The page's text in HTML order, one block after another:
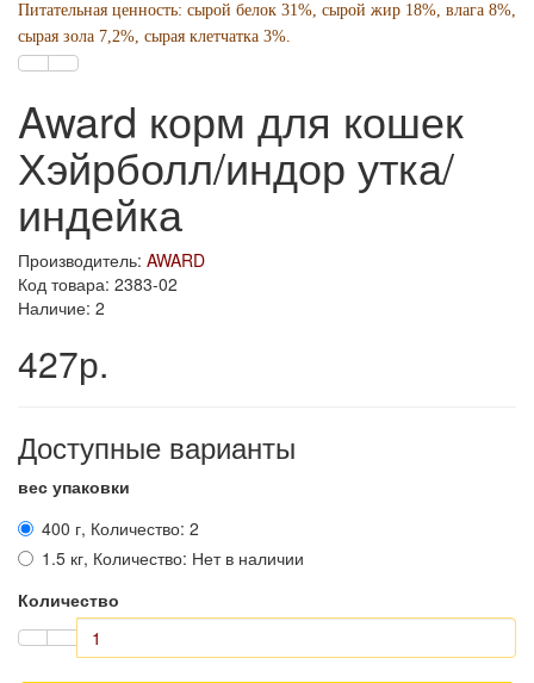
Питательная ценность: сырой белок 31%, сырой жир 18%, влага 8%,
сырая зола 7,2%, сырая клетчатка 3%.
Award корм для кошек
Хэйрболл/индор утка/
индейка
Производитель: AWARD
Код товара: 2383-02
Наличие: 2
427р.
Доступные варианты
вес упаковки
400 г, Количество: 2
1.5 кг, Количество: Нет в наличии
Количество